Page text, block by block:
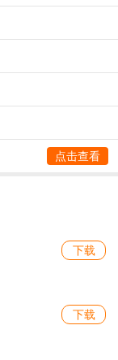
点击查看
下载
下载